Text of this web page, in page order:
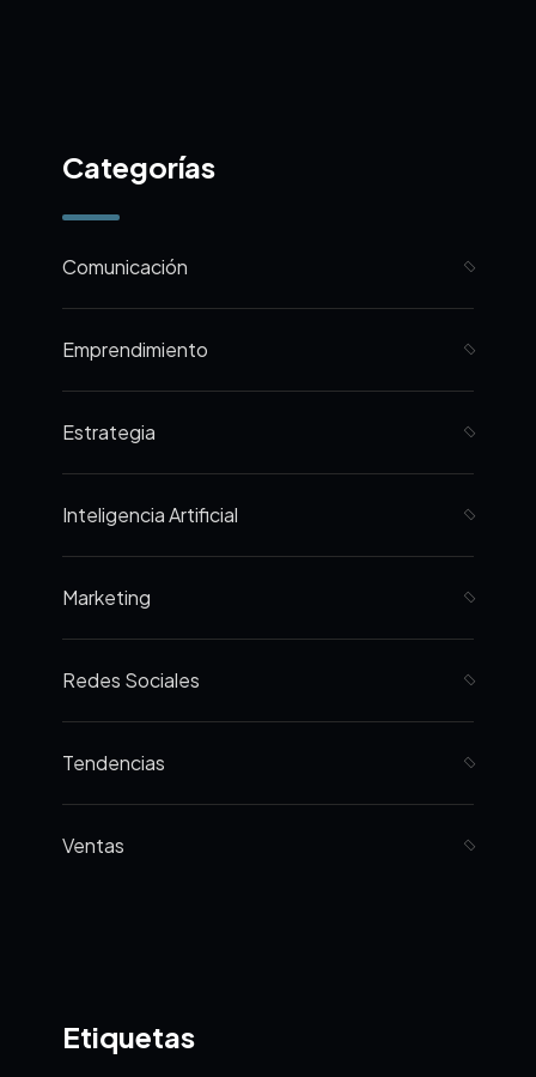
Categorías
Comunicación
Emprendimiento
Estrategia
Inteligencia Artificial
Marketing
Redes Sociales
Tendencias
Ventas
Etiquetas